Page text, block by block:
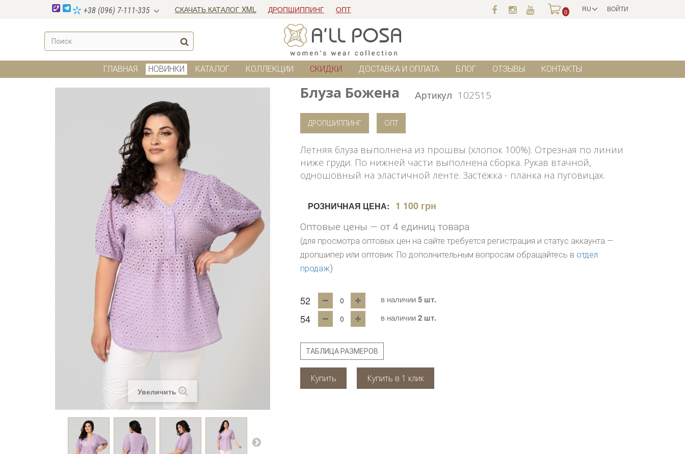
ВОЙТИ
RU
+38 (096) 7-111-335 СКАЧАТЬ КАТАЛОГ XML ДРОПШИППИНГ ОПТ 0
ГЛАВНАЯ НОВИНКИ КАТАЛОГ КОЛЛЕКЦИИ СКИДКИ ДОСТАВКА И ОПЛАТА БЛОГ ОТЗЫВЫ КОНТАКТЫ
Увеличить
Блуза Божена Артикул 102515
ДРОПШИППИНГ ОПТ
Летняя блуза выполнена из прошвы (хлопок 100%). Отрезная по линии
ниже груди. По нижней части выполнена сборка. Рукав втачной,
одношовный на эластичной ленте. Застёжка - планка на пуговицах.
РОЗНИЧНАЯ ЦЕНА: 1 100 грн
Оптовые цены — от 4 единиц товара
(для просмотра оптовых цен на сайте требуется регистрация и статус аккаунта —
дропшипер или оптовик. По дополнительным вопросам обращайтесь в отдел
продаж)
52 в наличии 5 шт.
54 в наличии 2 шт.
ТАБЛИЦА РАЗМЕРОВ
Купить